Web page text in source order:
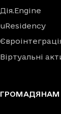
Дія.Engine
uResidency
Віртуальні
ГРОМАДЯНАМ